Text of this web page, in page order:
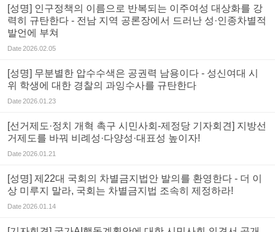
[성명] 인구정책의 이름으로 반복되는 이주여성 대상화를 강
력히 규탄한다 - 전남 지역 공론장에서 드러난 성·인종차별적
발언에 부쳐
Date2026.02.05
[성명] 무분별한 압수수색은 공권력 남용이다 - 성신여대 시
위 학생에 대한 경찰의 과잉수사를 규탄한다
Date2026.01.23
[선거제도·정치 개혁 촉구 시민사회-제정당 기자회견] 지방선
거제도를 바꿔 비례성·다양성·대표성 높이자!
Date2026.01.21
[성명] 제22대 국회의 차별금지법안 발의를 환영한다 - 더 이
상 미루지 말라, 국회는 차별금지법 조속히 제정하라!
Date2026.01.14